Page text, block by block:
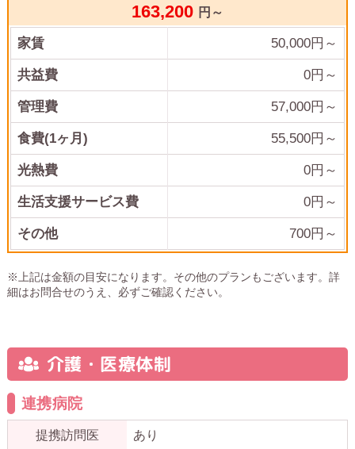
163,200 円～
家賃 50,000円～
共益費 0円～
管理費 57,000円～
食費(1ヶ月) 55,500円～
光熱費 0円～
生活支援サービス費 0円～
その他 700円～
※上記は金額の目安になります。その他のプランもございます。詳
細はお問合せのうえ、必ずご確認ください。
介護・医療体制
連携病院
提携訪問医 あり